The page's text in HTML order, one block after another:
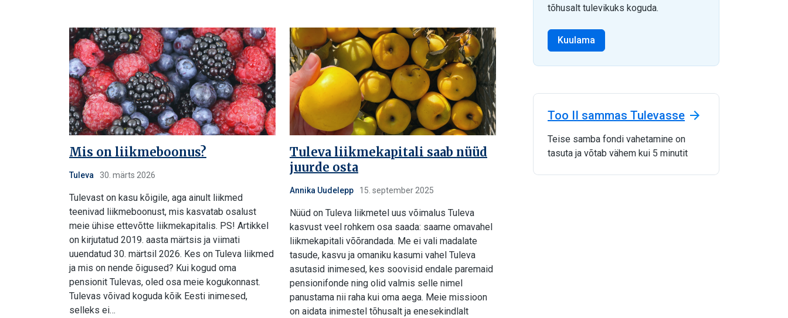
Mis on liikmeboonus?
Tuleva 30. märts 2026
Tulevast on kasu kõigile, aga ainult liikmed
teenivad liikmeboonust, mis kasvatab osalust
meie ühise ettevõtte liikmekapitalis. PS! Artikkel
on kirjutatud 2019. aasta märtsis ja viimati
uuendatud 30. märtsil 2026. Kes on Tuleva liikmed
ja mis on nende õigused? Kui kogud oma
pensionit Tulevas, oled osa meie kogukonnast.
Tulevas võivad koguda kõik Eesti inimesed,
selleks ei…
Tuleva liikmekapitali saab nüüd
juurde osta
Annika Uudelepp 15. september 2025
Nüüd on Tuleva liikmetel uus võimalus Tuleva
kasvust veel rohkem osa saada: saame omavahel
liikmekapitali võõrandada. Me ei vali madalate
tasude, kasvu ja omaniku kasumi vahel Tuleva
asutasid inimesed, kes soovisid endale paremaid
pensionifonde ning olid valmis selle nimel
panustama nii raha kui oma aega. Meie missioon
on aidata inimestel tõhusalt ja enesekindlalt
tõhusalt tulevikuks koguda.
Kuulama
Too II sammas Tulevasse
Teise samba fondi vahetamine on
tasuta ja võtab vähem kui 5 minutit